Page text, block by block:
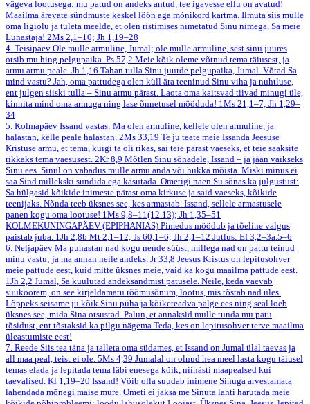
vägeva lootusega: mu patud on andeks antud, tee igavesse ellu on avatud!
Maailma ärevate sündmuste keskel löön aga mõnikord kartma. Ilmuta siis mulle
oma ligiolu ja tuleta meelde, et olen ristimises nimetatud Sinu nimega, Sa meie
Lunastaja! 2Ms 2,1–10; Jh 1,19–28
4. Teisipäev Ole mulle armuline, Jumal; ole mulle armuline, sest sinu juures
otsib mu hing pelgupaika. Ps 57,2 Meie kõik oleme võtnud tema täiusest, ja
armu armu peale. Jh 1,16 Tahan tulla Sinu juurde pelgupaika, Jumal. Võtad Sa
mind vastu? Jah, oma pattudega olen küll ära teeninud Sinu viha ja nuhtluse,
ent julgen siiski tulla – Sinu armu pärast. Laota oma kaitsvad tiivad minugi üle,
kinnita mind oma armuga ning lase õnnetusel mööduda! 1Ms 21,1–7; Jh 1,29–
34
5. Kolmapäev Issand vastas: Ma olen armuline, kellele olen armuline, ja
halastan, kelle peale halastan. 2Ms 33,19 Te ju teate meie Issanda Jeesuse
Kristuse armu, et tema, kuigi ta oli rikas, sai teie pärast vaeseks, et teie saaksite
rikkaks tema vaesusest. 2Kr 8,9 Mõtlen Sinu sõnadele, Issand – ja jään vaikseks
Sinu ees. Sinul on vabadus mulle armu anda või hukka mõista. Miski minus ei
saa Sind millekski sundida ega käsutada. Ometigi näen Su sõnas ka julgustust:
Sa hülgasid kõikide inimeste pärast oma kirkuse ja said vaeseks, kõikide
teenijaks. Nõnda teeb üksnes see, kes armastab. Issand, sellele armastusele
panen kogu oma lootuse! 1Ms 9,8–11(12.13); Jh 1,35–51
KOLMEKUNINGAPÄEV (EPIPHANIAS) Pimedus möödub ja tõeline valgus
paistab juba. 1Jh 2,8b Mt 2,1–12; Js 60,1–6; Jh 2,1–12 Jutlus: Ef 3,2–3a.5–6
6. Neljapäev Ma puhastan nad kogu nende süüst, millega nad on pattu teinud
minu vastu; ja ma annan neile andeks. Jr 33,8 Jeesus Kristus on lepitusohver
meie pattude eest, kuid mitte üksnes meie, vaid ka kogu maailma pattude eest.
1Jh 2,2 Jumal, Sa kuulutad andeksandmist patusele. Neile, keda vaevab
süükoorem, on see kirjeldamatu rõõmusõnum, lootus, mis tõstab nad üles.
Lõppeks seisame ju kõik Sinu püha ja kõiketeadva palge ees ning seal loeb
üksnes see, mida Sina otsustad. Palun, et annaksid mulle tunda mu patu
tõsidust, ent tõstaksid ka pilgu nägema Teda, kes on lepitusohver terve maailma
üleastumiste eest!
7. Reede Siis tea täna ja talleta oma südames, et Issand on Jumal ülal taevas ja
all maa peal, teist ei ole. 5Ms 4,39 Jumalal on olnud hea meel lasta kogu täiusel
temas elada ja lepitada tema läbi enesega kõik, niihästi maapealsed kui
taevalised. Kl 1,19–20 Issand! Võib olla suudab inimene Sinuga arvestamata
lahendada mõnegi maise mure. Ometi ei jaksa me Sinuta lahti harutada meie